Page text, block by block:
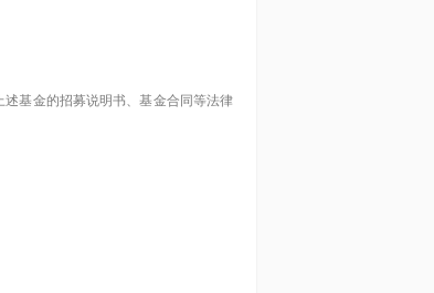
基金的招募说明书、基金合同等法律